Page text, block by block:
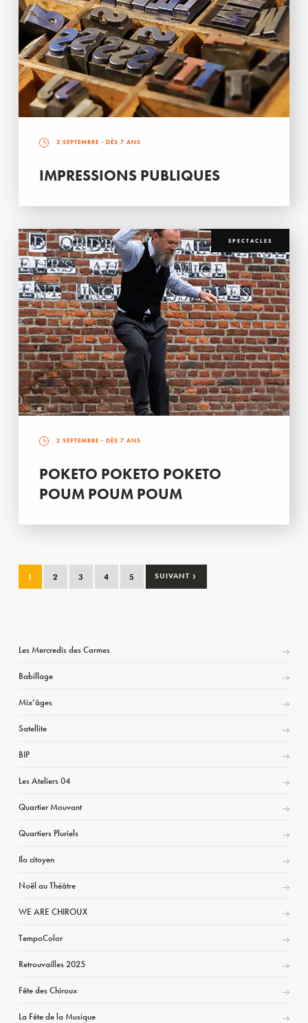
2 SEPTEMBRE - DÈS 7 ANS
IMPRESSIONS PUBLIQUES
SPECTACLES
2 SEPTEMBRE - DÈS 7 ANS
POKETO POKETO POKETO
POUM POUM POUM
1 2 3 4 5 SUIVANT ›
Les Mercredis des Carmes
Babillage
Mix’âges
Satellite
BIP
Les Ateliers 04
Quartier Mouvant
Quartiers Pluriels
Ilo citoyen
Noël au Théâtre
WE ARE CHIROUX
TempoColor
Retrouvailles 2025
Fête des Chiroux
La Fête de la Musique